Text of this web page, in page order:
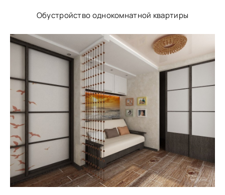
Обустройство однокомнатной квартиры